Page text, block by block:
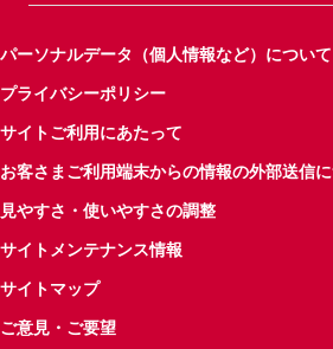
パーソナルデータ（個人情報など）について
プライバシーポリシー
サイトご利用にあたって
お客さまご利用端末からの情報の外部送信
見やすさ・使いやすさの調整
サイトメンテナンス情報
サイトマップ
ご意見・ご要望